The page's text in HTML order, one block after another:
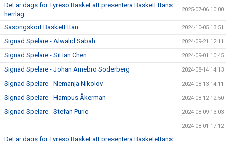
Det är dags för Tyresö Basket att presentera BasketEttans
herrlag
2025-07-06 10:00
Säsongskort BasketEttan 2024-10-05 13:51
Signad Spelare - Alwalid Sabah 2024-09-21 12:11
Signad Spelare - SiHan Chen 2024-09-01 10:45
Signad Spelare - Johan Arnebro Söderberg 2024-08-14 14:13
Signad Spelare - Nemanja Nikolov 2024-08-13 14:11
Signad Spelare - Hampus Åkerman 2024-08-12 12:50
Signad Spelare - Stefan Puric 2024-08-09 13:03
2024-08-01 17:12
Det är dags för Tyresö Basket att presentera Basketettans